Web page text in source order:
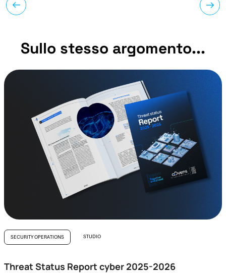
Sullo stesso argomento...
SECURITY OPERATIONS STUDIO
Threat Status Report cyber 2025-2026